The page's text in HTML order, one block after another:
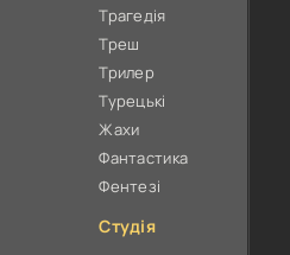
Трагедія
Треш
Трилер
Турецькі
Жахи
Фантастика
Фентезі
Студія